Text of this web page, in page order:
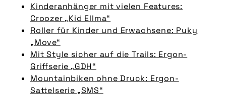
Kinderanhänger mit vielen Features:
Croozer „Kid Ellma“
Roller für Kinder und Erwachsene: Puky
„Move“
Mit Style sicher auf die Trails: Ergon-
Griffserie „GDH“
Mountainbiken ohne Druck: Ergon-
Sattelserie „SMS“